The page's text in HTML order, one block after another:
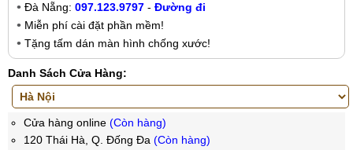
Đà Nẵng: 097.123.9797 - Đường đi
Miễn phí cài đặt phần mềm!
Tặng tấm dán màn hình chống xước!
Danh Sách Cửa Hàng:
Cửa hàng online (Còn hàng)
120 Thái Hà, Q. Đống Đa (Còn hàng)